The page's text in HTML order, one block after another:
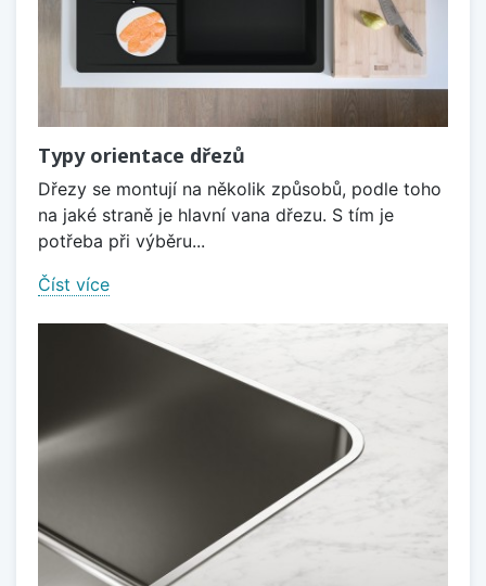
Typy orientace dřezů
Dřezy se montují na několik způsobů, podle toho
na jaké straně je hlavní vana dřezu. S tím je
potřeba při výběru...
Číst více